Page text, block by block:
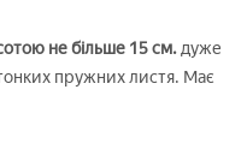
не більше 15 см.дуже
пружних листя. Має